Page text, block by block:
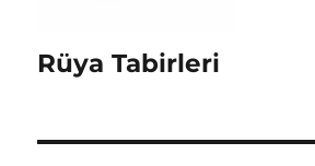
Rüya Tabirleri